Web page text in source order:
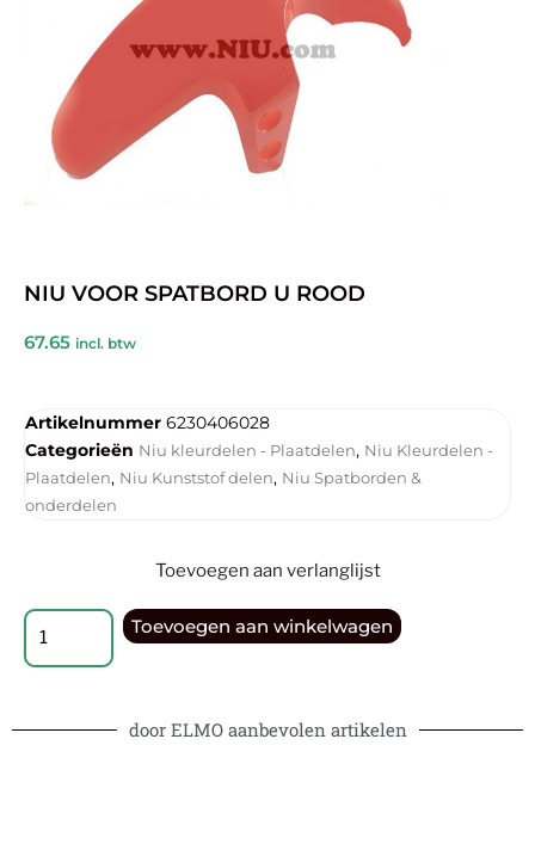
NIU VOOR SPATBORD U ROOD
67.65 incl. btw
Artikelnummer 6230406028
Categorieën Niu kleurdelen - Plaatdelen, Niu Kleurdelen -
Plaatdelen, Niu Kunststof delen, Niu Spatborden &
onderdelen
Toevoegen aan verlanglijst
Toevoegen aan winkelwagen
door ELMO aanbevolen artikelen